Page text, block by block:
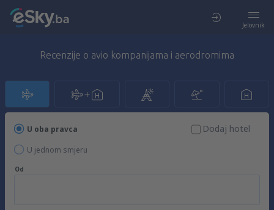
Jelovnik
Recenzije o avio kompanijama i aerodromima
U oba pravca
U jednom smjeru
Dodaj hotel
Od